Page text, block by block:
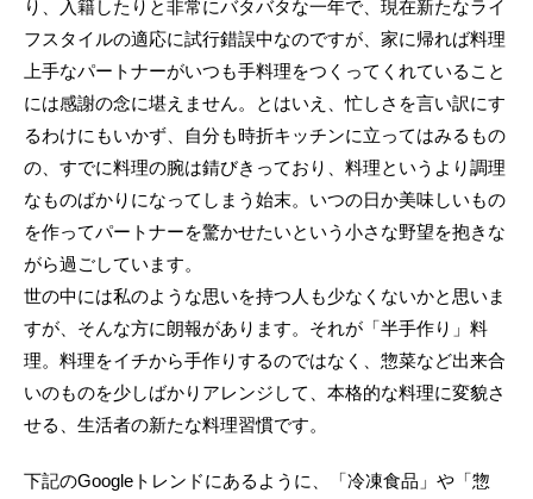
り、入籍したりと非常にバタバタな一年で、現在新たなライ
フスタイルの適応に試行錯誤中なのですが、家に帰れば料理
上手なパートナーがいつも手料理をつくってくれていること
には感謝の念に堪えません。とはいえ、忙しさを言い訳にす
るわけにもいかず、自分も時折キッチンに立ってはみるもの
の、すでに料理の腕は錆びきっており、料理というより調理
なものばかりになってしまう始末。いつの日か美味しいもの
を作ってパートナーを驚かせたいという小さな野望を抱きな
がら過ごしています。
世の中には私のような思いを持つ人も少なくないかと思いま
すが、そんな方に朗報があります。それが「半手作り」料
理。料理をイチから手作りするのではなく、惣菜など出来合
いのものを少しばかりアレンジして、本格的な料理に変貌さ
せる、生活者の新たな料理習慣です。
下記のGoogleトレンドにあるように、「冷凍食品」や「惣